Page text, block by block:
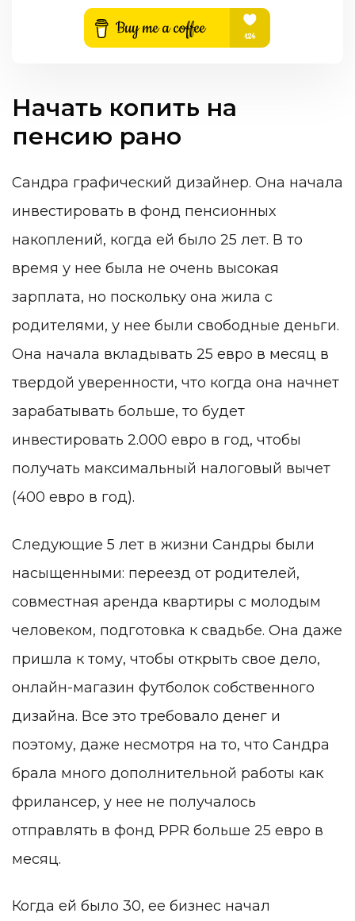
Начать копить на
пенсию рано
Сандра графический дизайнер. Она начала
инвестировать в фонд пенсионных
накоплений, когда ей было 25 лет. В то
время у нее была не очень высокая
зарплата, но поскольку она жила с
родителями, у нее были свободные деньги.
Она начала вкладывать 25 евро в месяц в
твердой уверенности, что когда она начнет
зарабатывать больше, то будет
инвестировать 2.000 евро в год, чтобы
получать максимальный налоговый вычет
(400 евро в год).
Следующие 5 лет в жизни Сандры были
насыщенными: переезд от родителей,
совместная аренда квартиры с молодым
человеком, подготовка к свадьбе. Она даже
пришла к тому, чтобы открыть свое дело,
онлайн-магазин футболок собственного
дизайна. Все это требовало денег и
поэтому, даже несмотря на то, что Сандра
брала много дополнительной работы как
фрилансер, у нее не получалось
отправлять в фонд PPR больше 25 евро в
месяц.
Когда ей было 30, ее бизнес начал